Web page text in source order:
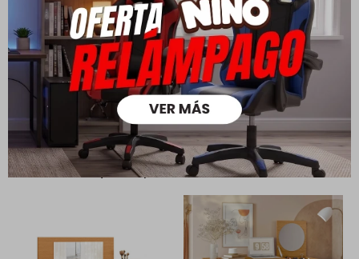
Ver mas
Medios de pago
Productos que te pueden interesar